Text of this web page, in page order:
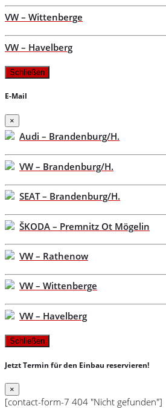
VW – Wittenberge
VW – Havelberg
Schließen
E-Mail
×
Audi – Brandenburg/H.
VW – Brandenburg/H.
SEAT – Brandenburg/H.
ŠKODA – Premnitz Ot Mögelin
VW – Rathenow
VW – Wittenberge
VW – Havelberg
Schließen
Jetzt Termin für den Einbau reservieren!
×
[contact-form-7 404 "Nicht gefunden"]